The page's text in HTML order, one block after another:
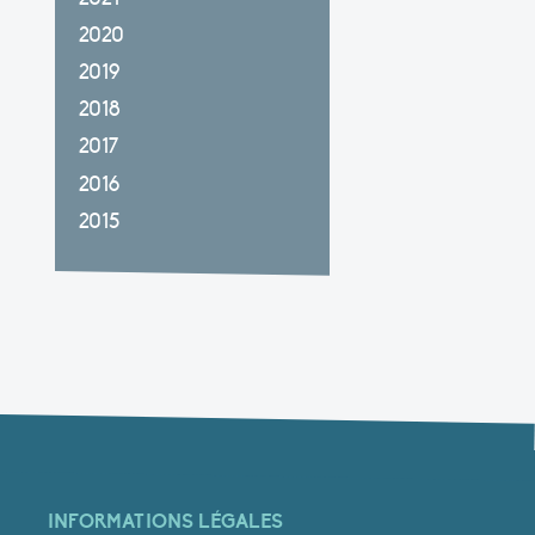
2020
2019
2018
2017
2016
2015
INFORMATIONS LÉGALES